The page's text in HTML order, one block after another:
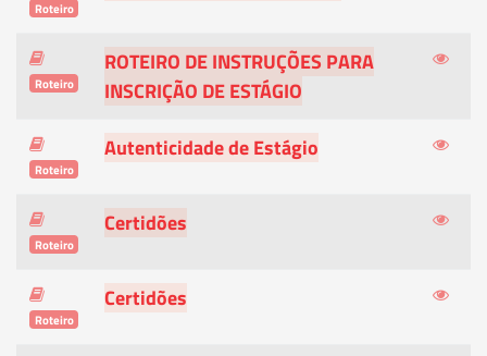
Roteiro
Roteiro
ROTEIRO DE INSTRUÇÕES PARA
INSCRIÇÃO DE ESTÁGIO
Roteiro
Autenticidade de Estágio
Roteiro
Certidões
Roteiro
Certidões